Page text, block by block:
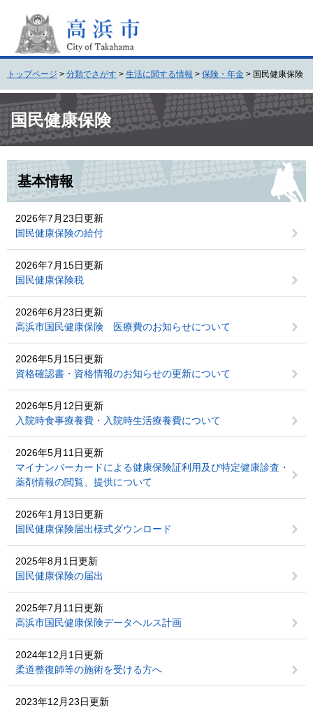
頭
で
す
。
飛
ば
し
て
本
トップページ > 分類でさがす > 生活に関する情報 > 保険・年金 > 国民健康保険
文 国民健康保険
基本情報
2026年7月23日更新
国民健康保険の給付
2026年7月15日更新
国民健康保険税
2026年6月23日更新
高浜市国民健康保険 医療費のお知らせについて
2026年5月15日更新
資格確認書・資格情報のお知らせの更新について
2026年5月12日更新
入院時食事療養費・入院時生活療養費について
2026年5月11日更新
マイナンバーカードによる健康保険証利用及び特定健康診査・
薬剤情報の閲覧、提供について
2026年1月13日更新
国民健康保険届出様式ダウンロード
2025年8月1日更新
国民健康保険の届出
2025年7月11日更新
高浜市国民健康保険データヘルス計画
2024年12月1日更新
柔道整復師等の施術を受ける方へ
2023年12月23日更新